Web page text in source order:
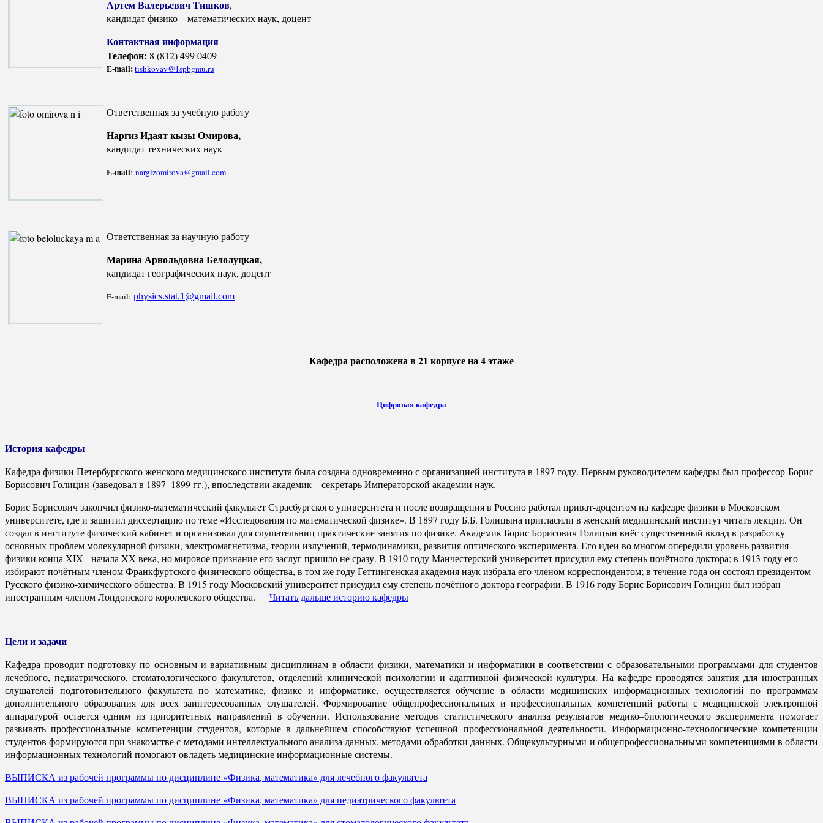
Артем Валерьевич Тишков,
кандидат физико – математических наук, доцент
Контактная информация
Телефон: 8 (812) 499 0409
E-mail:tishkovav@1spbgmu.ru
Ответственная за учебную работу
Наргиз Идаят кызы Омирова,
кандидат технических наук
E-mail: nargizomirova@gmail.com
Ответственная за научную работу
Марина Арнольдовна Белолуцкая,
кандидат географических наук, доцент
E-mail: physics.stat.1@gmail.com
Кафедра расположена в 21 корпусе на 4 этаже
Цифровая кафедра
История кафедры
Кафедра физики Петербургского женского медицинского института была создана одновременно с организацией института в 1897 году. Первым руководителем кафедры был профессор Борис
Борисович Голицин (заведовал в 1897–1899 гг.), впоследствии академик – секретарь Императорской академии наук.
Борис Борисович закончил физико-математический факультет Страсбургского университета и после возвращения в Россию работал приват-доцентом на кафедре физики в Московском
университете, где и защитил диссертацию по теме «Исследования по математической физике». В 1897 году Б.Б. Голицына пригласили в женский медицинский институт читать лекции. Он
создал в институте физический кабинет и организовал для слушательниц практические занятия по физике. Академик Борис Борисович Голицын внёс существенный вклад в разработку
основных проблем молекулярной физики, электромагнетизма, теории излучений, термодинамики, развития оптического эксперимента. Его идеи во многом опередили уровень развития
физики конца XIX - начала XX века, но мировое признание его заслуг пришло не сразу. В 1910 году Манчестерский университет присудил ему степень почётного доктора; в 1913 году его
избирают почётным членом Франкфуртского физического общества, в том же году Геттингенская академия наук избрала его членом-корреспондентом; в течение года он состоял президентом
Русского физико-химического общества. В 1915 году Московский университет присудил ему степень почётного доктора географии. В 1916 году Борис Борисович Голицин был избран
иностранным членом Лондонского королевского общества. Читать дальше историю кафедры
Цели и задачи
Кафедра проводит подготовку по основным и вариативным дисциплинам в области физики, математики и информатики в соответствии с образовательными программами для студентов
лечебного, педиатрического, стоматологического факультетов, отделений клинической психологии и адаптивной физической культуры. На кафедре проводятся занятия для иностранных
слушателей подготовительного факультета по математике, физике и информатике, осуществляется обучение в области медицинских информационных технологий по программам
дополнительного образования для всех заинтересованных слушателей. Формирование общепрофессиональных и профессиональных компетенций работы с медицинской электронной
аппаратурой остается одним из приоритетных направлений в обучении. Использование методов статистического анализа результатов медико–биологического эксперимента помогает
развивать профессиональные компетенции студентов, которые в дальнейшем способствуют успешной профессиональной деятельности. Информационно-технологические компетенции
студентов формируются при знакомстве с методами интеллектуального анализа данных, методами обработки данных. Общекультурными и общепрофессиональными компетенциями в области
информационных технологий помогают овладеть медицинские информационные системы.
ВЫПИСКА из рабочей программы по дисциплине «Физика, математика» для лечебного факультета
ВЫПИСКА из рабочей программы по дисциплине «Физика, математика» для педиатрического факультета